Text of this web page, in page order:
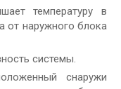
температуру в
от наружного блока
системы.
снаружи